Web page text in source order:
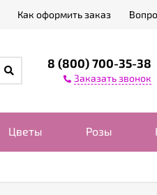
Как оформить заказ
8 (800) 700-35-38
Заказать звонок
Цветы Розы